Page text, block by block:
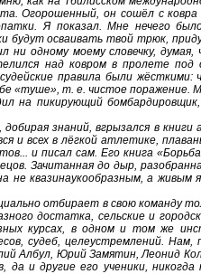
Огорошенный, он сошёл с ковра
Я показал. Мне нечего
будут осваивать твой трюк,
ни одному моему словечку,
над ковром в пролете под
правила были
«туше», т. е. чистое поражение.
на пикирующий
знаний, вгрызался в книги
и всех в лёгкой атлетике,
и писал сам. Его книга
Зачитанная до дыр,
квазинаукообразным, а живым
отбирает в свою команду
достатка, сельские и
курсах, в одном и том же
судеб, целеустремлений. Нам,
Албул, Юрий Замятин, Леонид
и другие его ученики, никогда